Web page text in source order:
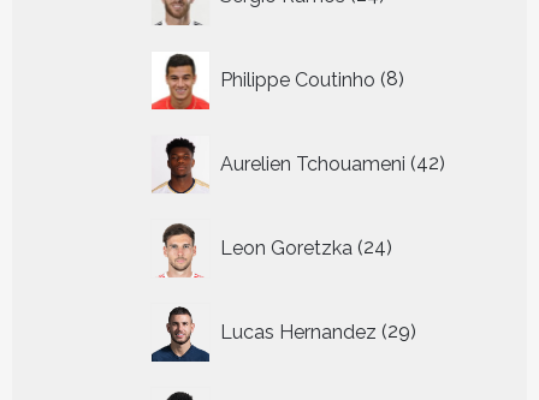
producten
Philippe Coutinho 8
producten
Aurelien Tchouameni 42
producten
Leon Goretzka 24
producten
Lucas Hernandez 29
producten